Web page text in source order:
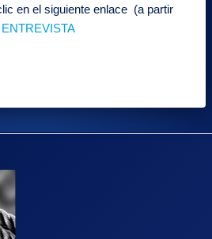
en el siguiente enlace (a partir
ENTREVISTA